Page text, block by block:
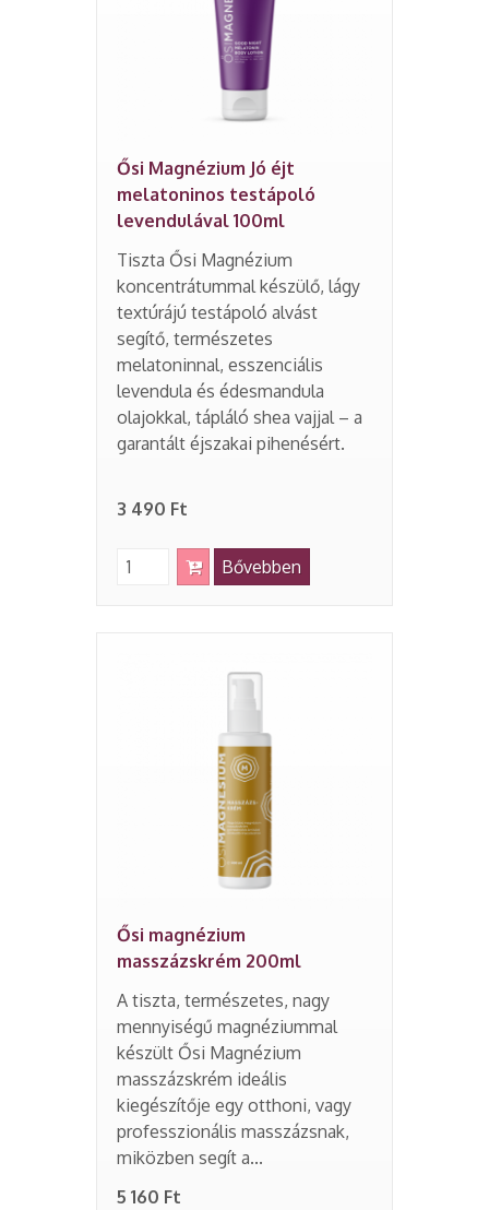
Ősi Magnézium Jó éjt
melatoninos testápoló
levendulával 100ml
Tiszta Ősi Magnézium
koncentrátummal készülő, lágy
textúrájú testápoló alvást
segítő, természetes
melatoninnal, esszenciális
levendula és édesmandula
olajokkal, tápláló shea vajjal – a
garantált éjszakai pihenésért.
3 490 Ft
Bővebben
Ősi magnézium
masszázskrém 200ml
A tiszta, természetes, nagy
mennyiségű magnéziummal
készült Ősi Magnézium
masszázskrém ideális
kiegészítője egy otthoni, vagy
professzionális masszázsnak,
miközben segít a...
5 160 Ft